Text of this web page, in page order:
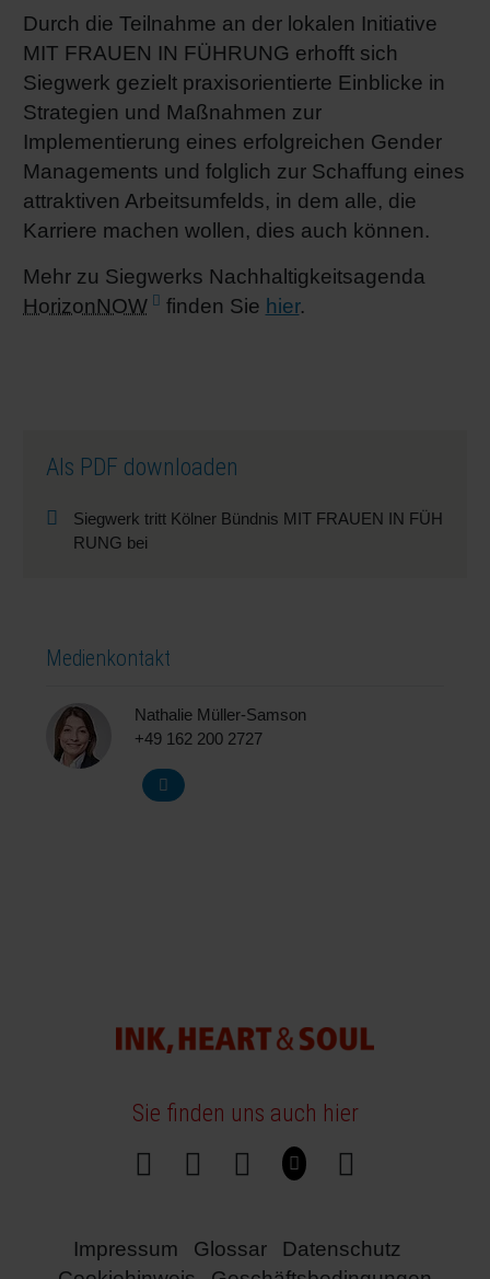
Durch die Teilnahme an der lokalen Initiative
MIT FRAUEN IN FÜHRUNG erhofft sich
Siegwerk gezielt praxisorientierte Einblicke in
Strategien und Maßnahmen zur
Implementierung eines erfolgreichen Gender
Managements und folglich zur Schaffung eines
attraktiven Arbeitsumfelds, in dem alle, die
Karriere machen wollen, dies auch können.
Mehr zu Siegwerks Nachhaltigkeitsagenda
HorizonNOW
finden Sie hier.
Als PDF downloaden
Siegwerk tritt Kölner Bündnis MIT FRAUEN IN FÜH
RUNG bei
Medienkontakt
Nathalie Müller-Samson
+49 162 200 2727
Sie finden uns auch hier
Impressum Glossar
Datenschutz